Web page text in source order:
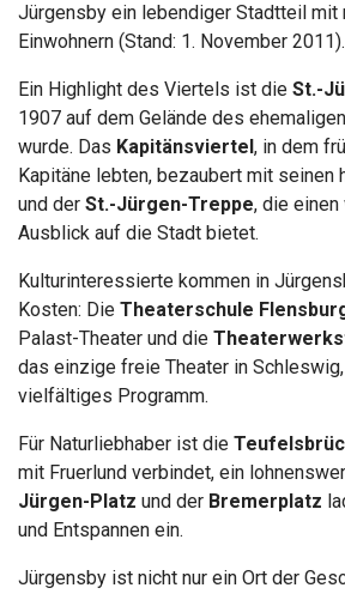
Jürgensby ein lebendiger Stadtteil mit
Einwohnern (Stand: 1. November 2011).
Ein Highlight des Viertels ist die St.-
1907 auf dem Gelände des
wurde. Das Kapitänsviertel, in dem
Kapitäne lebten, bezaubert mit seinen
und der St.-Jürgen-Treppe, die
Ausblick auf die Stadt bietet.
Kulturinteressierte kommen in
Kosten: Die Theaterschule
Palast-Theater und die
das einzige freie Theater in
vielfältiges Programm.
Für Naturliebhaber ist die
mit Fruerlund verbindet, ein
Jürgen-Platz und der Bremerplatz
und Entspannen ein.
Jürgensby ist nicht nur ein Ort der